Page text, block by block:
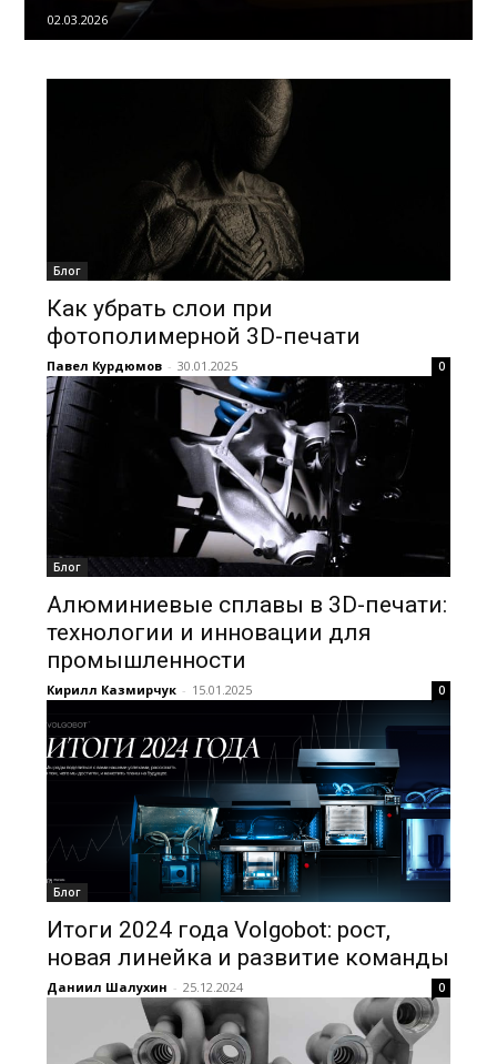
02.03.2026
Блог
Как убрать слои при
фотополимерной 3D-печати
Павел Курдюмов - 30.01.2025 0
Блог
Алюминиевые сплавы в 3D-печати:
технологии и инновации для
промышленности
Кирилл Казмирчук - 15.01.2025 0
Блог
Итоги 2024 года Volgobot: рост,
новая линейка и развитие команды
Даниил Шалухин - 25.12.2024 0